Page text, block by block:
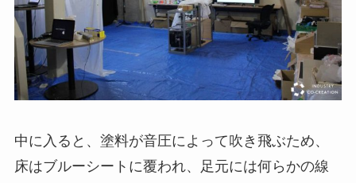
中に入ると、塗料が音圧によって吹き飛ぶため、
床はブルーシートに覆われ、足元には何らかの線